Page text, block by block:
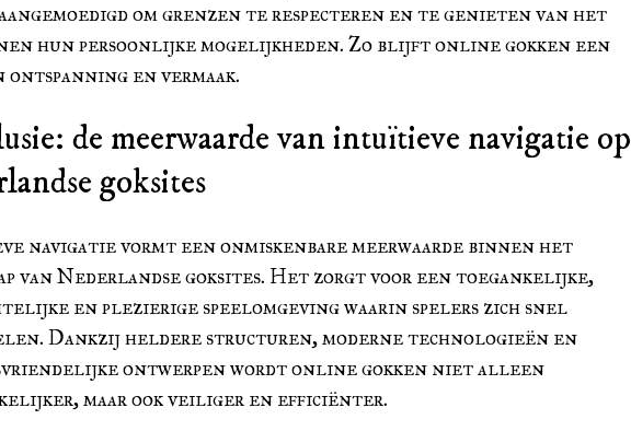
om grenzen te respecteren en te genieten van het
hun persoonlijke mogelijkheden. Zo blijft online gokken een
ontspanning en vermaak.
de meerwaarde van intuïtieve navigatie op
goksites
navigatie vormt een onmiskenbare meerwaarde binnen het
van Nederlandse goksites. Het zorgt voor een toegankelijke,
en plezierige speelomgeving waarin spelers zich snel
Dankzij heldere structuren, moderne technologieën en
ontwerpen wordt online gokken niet alleen
maar ook veiliger en efficiënter.